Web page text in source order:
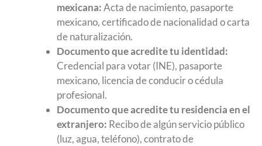
mexicana:Acta de nacimiento, pasaporte
mexicano, certificado de nacionalidad o carta
de naturalización.
Documento que acredite tu identidad:
Credencial para votar (INE), pasaporte
mexicano, licencia de conducir o cédula
profesional.
Documento que acredite tu residencia en el
extranjero: Recibo de algún servicio público
(luz, agua, teléfono), contrato de